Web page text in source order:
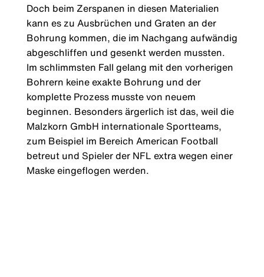
Doch beim Zerspanen in diesen Materialien
kann es zu Ausbrüchen und Graten an der
Bohrung kommen, die im Nachgang aufwändig
abgeschliffen und gesenkt werden mussten.
Im schlimmsten Fall gelang mit den vorherigen
Bohrern keine exakte Bohrung und der
komplette Prozess musste von neuem
beginnen. Besonders ärgerlich ist das, weil die
Malzkorn GmbH internationale Sportteams,
zum Beispiel im Bereich American Football
betreut und Spieler der NFL extra wegen einer
Maske eingeflogen werden.